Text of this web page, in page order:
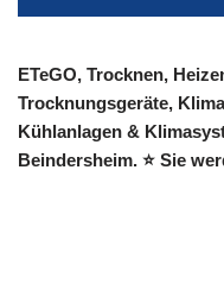
ETeGO, Trocknen,
Trocknungsgeräte,
Kühlanlagen &
Beindersheim. ⭐ Sie